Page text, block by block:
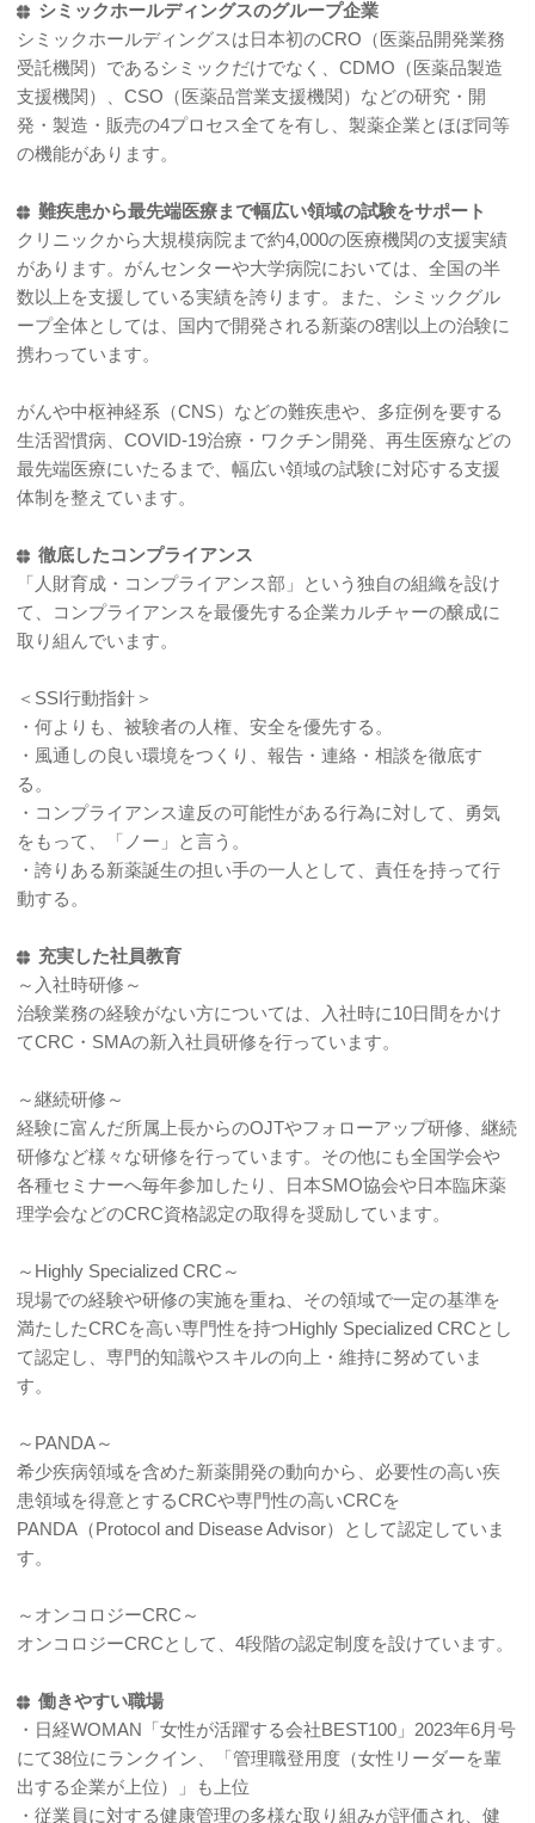
シミックホールディングスのグループ企業
シミックホールディングスは日本初のCRO（医薬品開発業務
受託機関）であるシミックだけでなく、CDMO（医薬品製造
支援機関）、CSO（医薬品営業支援機関）などの研究・開
発・製造・販売の4プロセス全てを有し、製薬企業とほぼ同等
の機能があります。
難疾患から最先端医療まで幅広い領域の試験をサポート
クリニックから大規模病院まで約4,000の医療機関の支援実績
があります。がんセンターや大学病院においては、全国の半
数以上を支援している実績を誇ります。また、シミックグル
ープ全体としては、国内で開発される新薬の8割以上の治験に
携わっています。
がんや中枢神経系（CNS）などの難疾患や、多症例を要する
生活習慣病、COVID-19治療・ワクチン開発、再生医療などの
最先端医療にいたるまで、幅広い領域の試験に対応する支援
体制を整えています。
徹底したコンプライアンス
「人財育成・コンプライアンス部」という独自の組織を設け
て、コンプライアンスを最優先する企業カルチャーの醸成に
取り組んでいます。
＜SSI行動指針＞
・何よりも、被験者の人権、安全を優先する。
・風通しの良い環境をつくり、報告・連絡・相談を徹底す
る。
・コンプライアンス違反の可能性がある行為に対して、勇気
をもって、「ノー」と言う。
・誇りある新薬誕生の担い手の一人として、責任を持って行
動する。
充実した社員教育
～入社時研修～
治験業務の経験がない方については、入社時に10日間をかけ
てCRC・SMAの新入社員研修を行っています。
～継続研修～
経験に富んだ所属上長からのOJTやフォローアップ研修、継続
研修など様々な研修を行っています。その他にも全国学会や
各種セミナーへ毎年参加したり、日本SMO協会や日本臨床薬
理学会などのCRC資格認定の取得を奨励しています。
～Highly Specialized CRC～
現場での経験や研修の実施を重ね、その領域で一定の基準を
満たしたCRCを高い専門性を持つHighly Specialized CRCとし
て認定し、専門的知識やスキルの向上・維持に努めていま
す。
～PANDA～
希少疾病領域を含めた新薬開発の動向から、必要性の高い疾
患領域を得意とするCRCや専門性の高いCRCを
PANDA（Protocol and Disease Advisor）として認定していま
す。
～オンコロジーCRC～
オンコロジーCRCとして、4段階の認定制度を設けています。
働きやすい職場
・日経WOMAN「女性が活躍する会社BEST100」2023年6月号
にて38位にランクイン、「管理職登用度（女性リーダーを輩
出する企業が上位）」も上位
・従業員に対する健康管理の多様な取り組みが評価され、健